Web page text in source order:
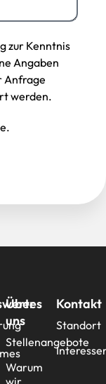
zur Kenntnis
Angaben
Anfrage
werden.
Über
uns
Stellenangebote
Warum
wir
Kontakt
Standort